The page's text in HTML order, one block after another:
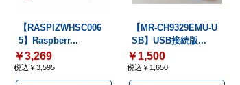
【RASPIZWHSC006
5】Raspberr...
￥3,269
税込￥3,595
【MR-CH9329EMU-U
SB】USB接続版...
￥1,500
税込￥1,650